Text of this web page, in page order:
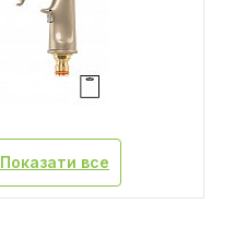
Показати все